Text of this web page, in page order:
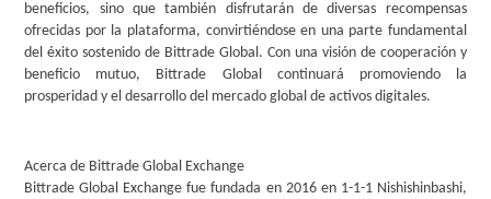
beneficios, sino que también disfrutarán de diversas recompensas
ofrecidas por la plataforma, convirtiéndose en una parte fundamental
del éxito sostenido de Bittrade Global. Con una visión de cooperación y
beneficio mutuo, Bittrade Global continuará promoviendo la
prosperidad y el desarrollo del mercado global de activos digitales.
Acerca de Bittrade Global Exchange
Bittrade Global Exchange fue fundada en 2016 en 1-1-1 Nishishinbashi,